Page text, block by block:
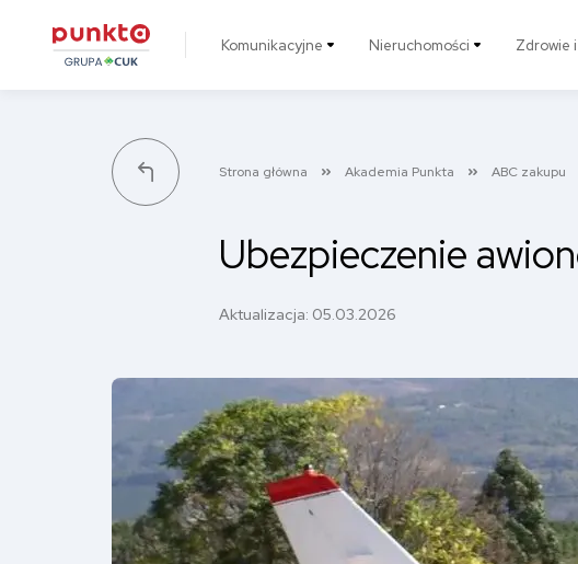
Komunikacyjne Nieruchomości Zdrowie
Strona główna Akademia Punkta ABC zakupu
Ubezpieczenie
Aktualizacja: 05.03.2026